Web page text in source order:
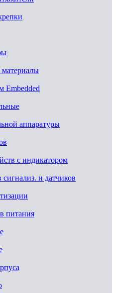
Embedded
аппаратуры
с индикатором
сигнализ. и датчиков
питания